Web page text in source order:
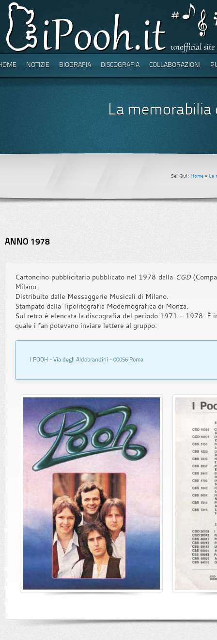
NOTIZIE BIOGRAFIA DISCOGRAFIA COLLABORAZIONI
La memorabilia
Sei Qui: Home» La
ANNO 1978
Cartoncino pubblicitario pubblicato nel 1978 dalla CGD
Milano.
Distribuito dalle Messaggerie Musicali di Milano.
Stampato dalla Tipolitografia Modernografica di Monza.
Sul retro è elencata la discografia del periodo 1971 - 1978. È
quale i fan potevano inviare lettere al gruppo:
I POOH - Via degli Aldobrandini - 00056 Roma